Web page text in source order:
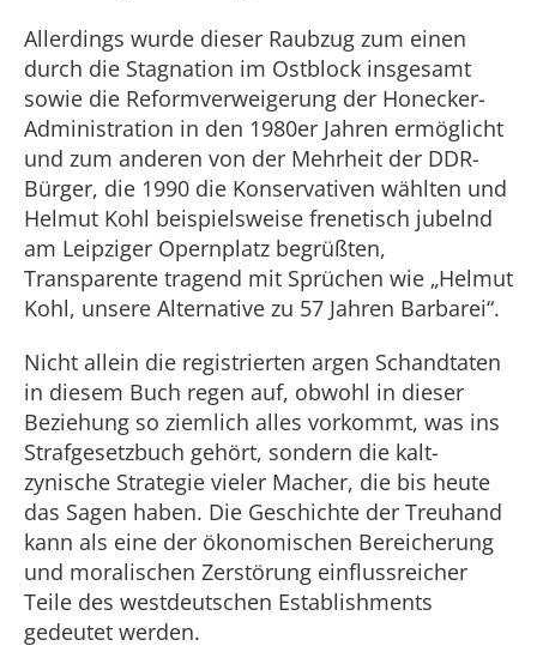
Allerdings wurde dieser Raubzug zum einen
durch die Stagnation im Ostblock insgesamt
sowie die Reformverweigerung der Honecker-
Administration in den 1980er Jahren ermöglicht
und zum anderen von der Mehrheit der DDR-
Bürger, die 1990 die Konservativen wählten und
Helmut Kohl beispielsweise frenetisch jubelnd
am Leipziger Opernplatz begrüßten,
Transparente tragend mit Sprüchen wie „Helmut
Kohl, unsere Alternative zu 57 Jahren Barbarei“.
Nicht allein die registrierten argen Schandtaten
in diesem Buch regen auf, obwohl in dieser
Beziehung so ziemlich alles vorkommt, was ins
Strafgesetzbuch gehört, sondern die kalt-
zynische Strategie vieler Macher, die bis heute
das Sagen haben. Die Geschichte der Treuhand
kann als eine der ökonomischen Bereicherung
und moralischen Zerstörung einflussreicher
Teile des westdeutschen Establishments
gedeutet werden.